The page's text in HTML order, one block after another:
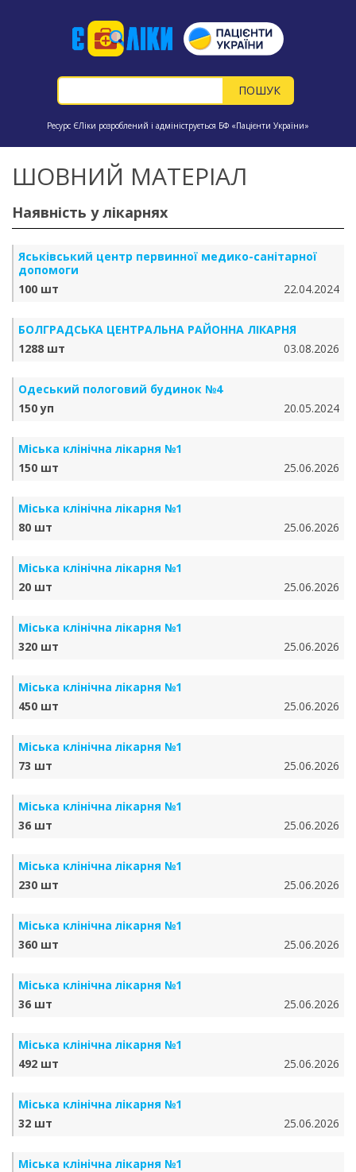
Ресурс ЄЛіки розроблений і адмініструється БФ «Пацієнти України»
ШОВНИЙ МАТЕРІАЛ
Наявність у лікарнях
Яськівський центр первинної медико-санітарної
допомоги
100 шт
22.04.2024
БОЛГРАДСЬКА ЦЕНТРАЛЬНА РАЙОННА ЛІКАРНЯ
1288 шт
03.08.2026
Одеський пологовий будинок №4
150 уп
20.05.2024
Міська клінічна лікарня №1
150 шт
25.06.2026
Міська клінічна лікарня №1
80 шт
25.06.2026
Міська клінічна лікарня №1
20 шт
25.06.2026
Міська клінічна лікарня №1
320 шт
25.06.2026
Міська клінічна лікарня №1
450 шт
25.06.2026
Міська клінічна лікарня №1
73 шт
25.06.2026
Міська клінічна лікарня №1
36 шт
25.06.2026
Міська клінічна лікарня №1
230 шт
25.06.2026
Міська клінічна лікарня №1
360 шт
25.06.2026
Міська клінічна лікарня №1
36 шт
25.06.2026
Міська клінічна лікарня №1
492 шт
25.06.2026
Міська клінічна лікарня №1
32 шт
25.06.2026
Міська клінічна лікарня №1